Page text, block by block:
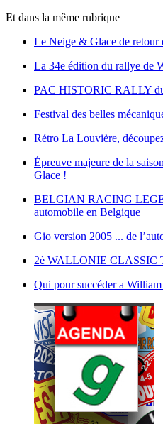
Et dans la même rubrique
Le Neige & Glace de retour
La 34e édition du rallye de
PAC HISTORIC RALLY
Festival des belles
Rétro La Louvière,
Épreuve majeure de la
Glace !
BELGIAN RACING
automobile en Belgique
Gio version 2005 ... de
2è WALLONIE CLASSIC
Qui pour succéder a